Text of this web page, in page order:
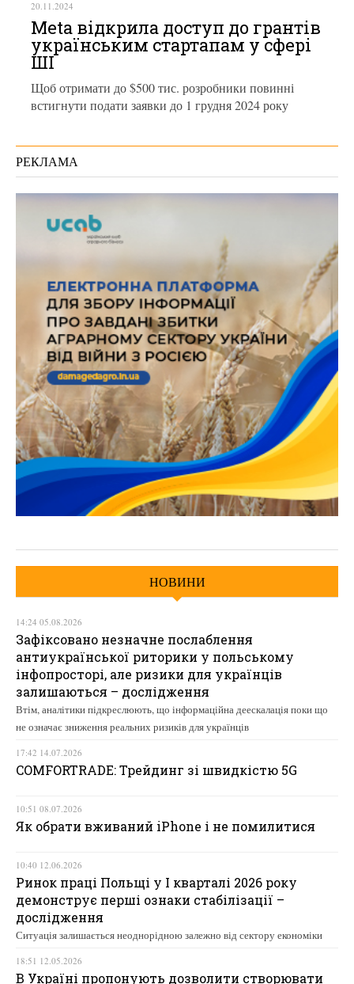
20.11.2024
Meta відкрила доступ до грантів
українським стартапам у сфері
ШІ
Щоб отримати до $500 тис. розробники повинні
встигнути подати заявки до 1 грудня 2024 року
РЕКЛАМА
НОВИНИ
14:24 05.08.2026
Зафіксовано незначне послаблення
антиукраїнської риторики у польському
інфопросторі, але ризики для українців
залишаються – дослідження
Втім, аналітики підкреслюють, що інформаційна деескалація поки що
не означає зниження реальних ризиків для українців
17:42 14.07.2026
COMFORTRADE: Трейдинг зі швидкістю 5G
10:51 08.07.2026
Як обрати вживаний iPhone і не помилитися
10:40 12.06.2026
Ринок праці Польщі у І кварталі 2026 року
демонструє перші ознаки стабілізації –
дослідження
Ситуація залишається неоднорідною залежно від сектору економіки
18:51 12.05.2026
В Україні пропонують дозволити створювати